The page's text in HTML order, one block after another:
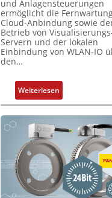
v
a
r
i
e
u
e
r
u
und Anlagensteuerungen
ermöglicht die
Cloud-Anbindung sowie
Betrieb von
Servern und der lokalen
Einbindung von WLAN-IO
den…
Weiterlesen:
D
r
a
t
o
s